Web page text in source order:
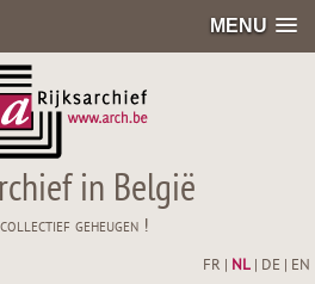
MENU
in België
geheugen !
FR NL| DE EN